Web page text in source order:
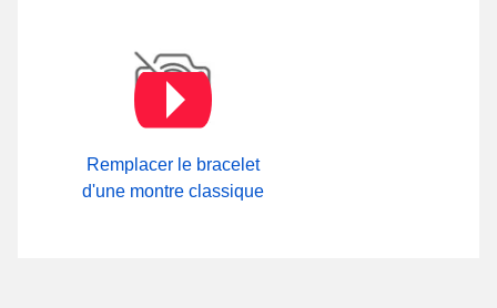
Remplacer le bracelet
d'une montre classique